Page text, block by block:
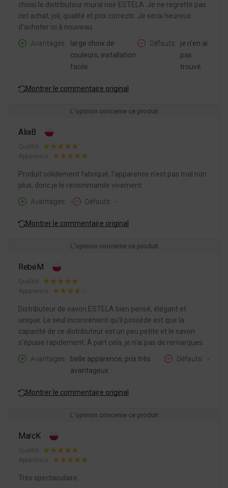
choisi le distributeur mural noir ESTELA. Je ne regrette pas
cet achat, joli, qualité et prix corrects. Je serai heureux
d'acheter ici à nouveau.
Avantages
large choix de
couleurs, installation
facile
Défauts
je n'en ai
pas
trouvé
Montrer le commentaire original
L'opinion concerne ce produit
AliaB
Qualité:
Apparence:
Produit solidement fabriqué, l'apparence n'est pas mal non
plus, donc je le recommande vivement.
Avantages
- Défauts -
Montrer le commentaire original
L'opinion concerne ce produit
RebeM
Qualité:
Apparence:
Distributeur de savon ESTELA bien pensé, élégant et
unique. Le seul inconvénient qu'il possède est que la
capacité de ce distributeur est un peu petite et le savon
s'épuise rapidement. À part cela, je n'ai pas de remarques.
Avantages
belle apparence, prix très
avantageux
Défauts -
Montrer le commentaire original
L'opinion concerne ce produit
MarcK
Qualité:
Apparence:
Très spectaculaire.